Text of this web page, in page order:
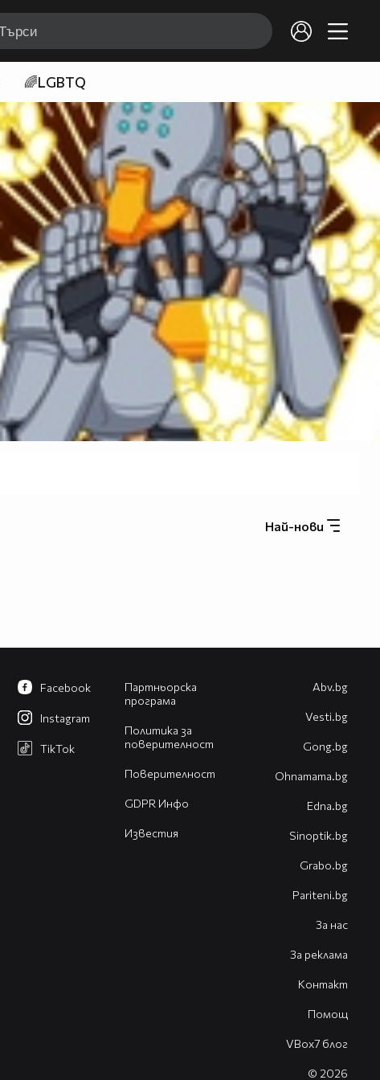
🌈LGBTQ
Най-нови
Партньорска
програма
Политика за
поверителност
Поверителност
GDPR Инфо
Известия
Facebook
Instagram
TikTok
Abv.bg
Vesti.bg
Gong.bg
Оhnamama.bg
Edna.bg
Sinoptik.bg
Grabo.bg
Pariteni.bg
За нас
За реклама
Контакт
Помощ
VBox7 блог
© 2026